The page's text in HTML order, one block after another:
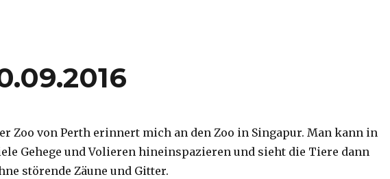
Zoo von Perth erinnert mich an den Zoo in Singapur. Man kann in
Gehege und Volieren hineinspazieren und sieht die Tiere dann
störende Zäune und Gitter.